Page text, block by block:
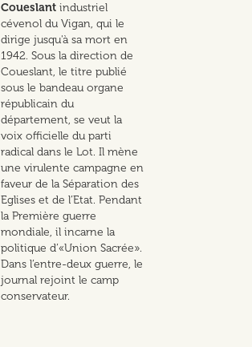
Coueslantindustriel
cévenol du Vigan, qui le
dirige jusqu'à sa mort en
1942. Sous la direction de
Coueslant, le titre publié
sous le bandeau organe
républicain du
département, se veut la
voix officielle du parti
radical dans le Lot. Il mène
une virulente campagne en
faveur de la Séparation des
Eglises et de l’Etat. Pendant
la Première guerre
mondiale, il incarne la
politique d’«Union Sacrée».
Dans l’entre-deux guerre, le
journal rejoint le camp
conservateur.